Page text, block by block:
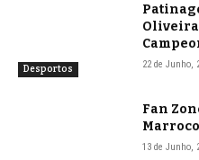
Desportos
Oliveira
22 de Junho,
Fan
13 de Junho,